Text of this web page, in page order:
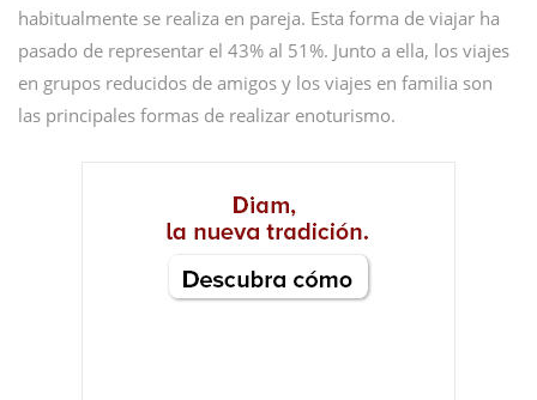
habitualmente se realiza en pareja. Esta forma de viajar ha
pasado de representar el 43% al 51%. Junto a ella, los viajes
en grupos reducidos de amigos y los viajes en familia son
las principales formas de realizar enoturismo.